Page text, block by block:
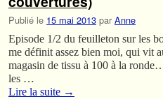
Publié le 15 mai 2013 par Anne
Episode 1/2 du feuilleton sur les
me définit assez bien moi, qui vit
magasin de tissu à 100 à la
les …
Lire la suite →